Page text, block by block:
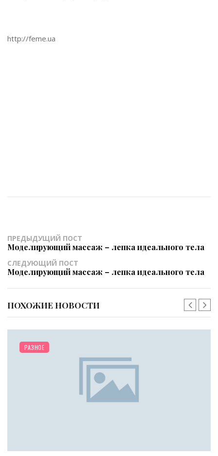
http://feme.ua
ПРЕДЫДУЩИЙ ПОСТ
Моделирующий массаж – лепка идеального тела
СЛЕДУЮЩИЙ ПОСТ
Моделирующий массаж – лепка идеального тела
ПОХОЖИЕ НОВОСТИ
РАЗНОЕ